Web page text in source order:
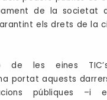
de la societat
els drets de la
de les eines
portat aquests
públiques –i